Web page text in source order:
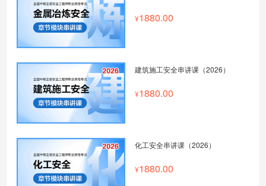
1880.00
建筑施工安全串讲课（2026）
1880.00
化工安全串讲课（2026）
1880.00